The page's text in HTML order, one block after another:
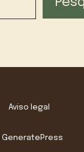
Aviso legal
GeneratePress